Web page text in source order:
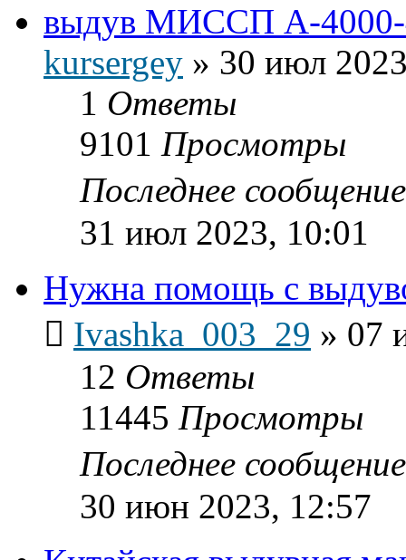
выдув МИССП А-4000-
kursergey » 30 июл
1 Ответы
9101 Просмотры
Последнее
31 июл 2023, 10:01
Нужна помощь с
Ivashka_003_29 » 07
12 Ответы
11445 Просмотры
Последнее
30 июн 2023, 12:57